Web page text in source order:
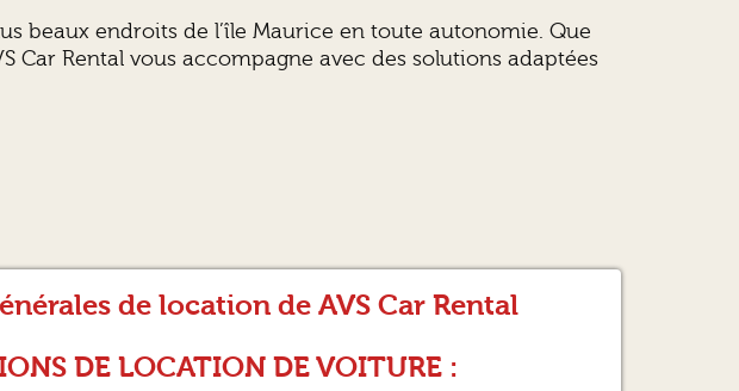
beaux endroits de l’île Maurice en toute autonomie. Que
Car Rental vous accompagne avec des solutions adaptées
de location de AVS Car Rental
DE LOCATION DE VOITURE :